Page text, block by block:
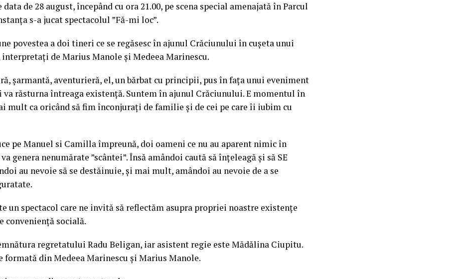
de 28 august, începând cu ora 21.00, pe scena special amenajată în Parcul
s-a jucat spectacolul ”Fă-mi loc”.
povestea a doi tineri ce se regăsesc în ajunul Crăciunului în cușeta unui
de Marius Manole și Medeea Marinescu.
șarmantă, aventurieră, el, un bărbat cu principii, pus în fața unui eveniment
va răsturna întreaga existență. Suntem în ajunul Crăciunului. E momentul în
mult ca oricând să fim înconjurați de familie și de cei pe care îi iubim cu
pe Manuel si Camilla împreună, doi oameni ce nu au aparent nimic în
genera nenumărate ”scântei”. Însă amândoi caută să înțeleagă și să SE
au nevoie să se destăinuie, și mai mult, amândoi au nevoie de a se
un spectacol care ne invită să reflectăm asupra propriei noastre existențe
conveniență socială.
regretatului Radu Beligan, iar asistent regie este Mădălina Ciupitu.
din Medeea Marinescu şi Marius Manole.